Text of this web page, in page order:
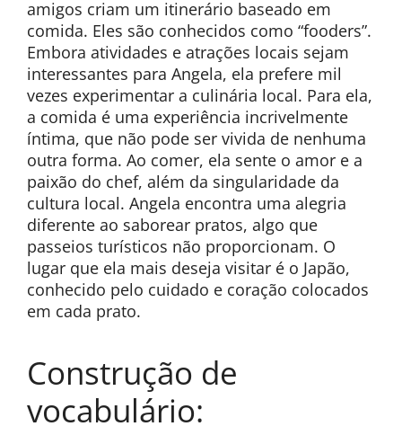
amigos criam um itinerário baseado em
comida. Eles são conhecidos como “fooders”.
Embora atividades e atrações locais sejam
interessantes para Angela, ela prefere mil
vezes experimentar a culinária local. Para ela,
a comida é uma experiência incrivelmente
íntima, que não pode ser vivida de nenhuma
outra forma. Ao comer, ela sente o amor e a
paixão do chef, além da singularidade da
cultura local. Angela encontra uma alegria
diferente ao saborear pratos, algo que
passeios turísticos não proporcionam. O
lugar que ela mais deseja visitar é o Japão,
conhecido pelo cuidado e coração colocados
em cada prato.
Construção de
vocabulário: